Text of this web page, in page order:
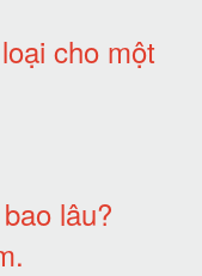
cho một
lâu?